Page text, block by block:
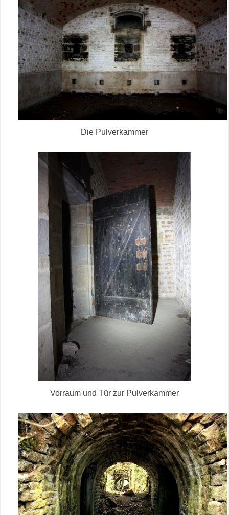
Die Pulverkammer
Vorraum und Tür zur Pulverkammer